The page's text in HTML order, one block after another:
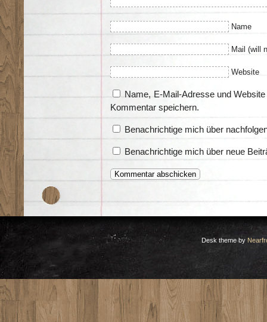
Name
Mail (will
Website
Name, E-Mail-Adresse und
Kommentar speichern.
Benachrichtige mich über
Benachrichtige mich über neue
Desk theme by